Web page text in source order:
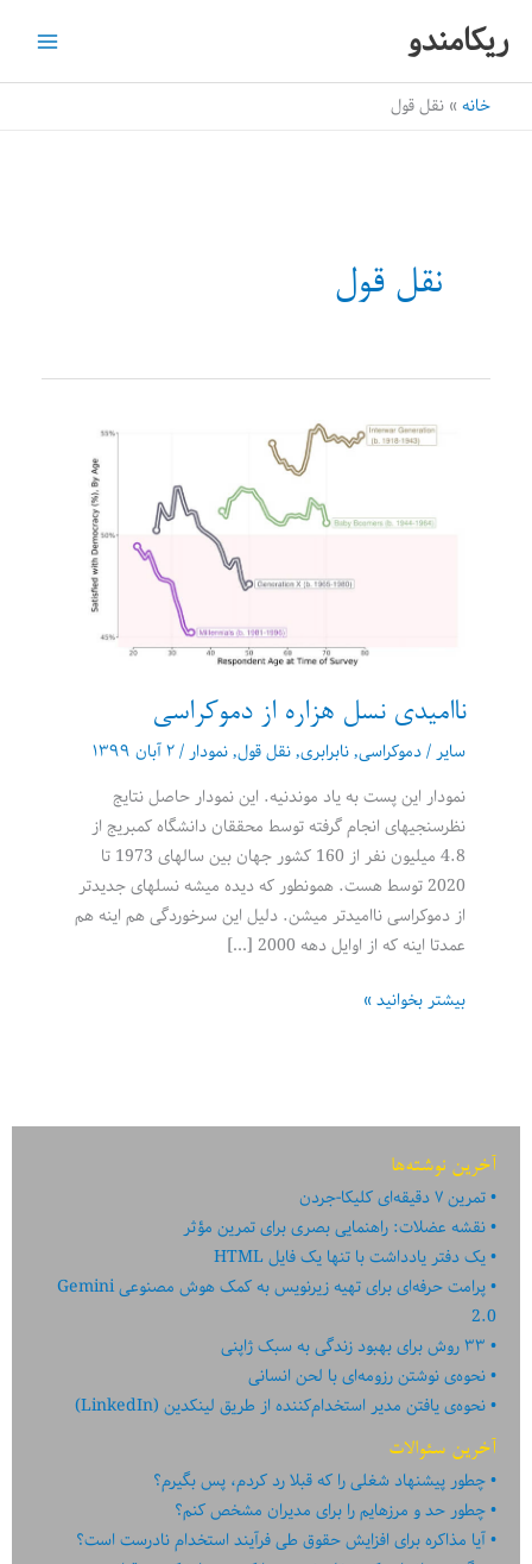
ریکامندو
خانه نقل قول
نقل قول
ناامیدی نسل هزاره از دموکراسی
سایر /دموکراسی,نابرابری,نقل قول,نمودار /۲ آبان ۱۳۹۹
نمودار این پست به یاد موندنیه. این نمودار حاصل نتایج
نظرسنجیهای انجام گرفته توسط محققان دانشگاه کمبریج از
4.8 میلیون نفر از 160 کشور جهان بین سالهای 1973 تا
2020 توسط هست. همونطور که دیده میشه نسلهای جدیدتر
از دموکراسی ناامیدتر میشن. دلیل این سرخوردگی هم اینه هم
عمدتا اینه که از اوایل دهه 2000 […]
ناامیدی
بیشتر بخوانید »
آخرین نوشته‌ها
تمرین ۷ دقیقه‌ای کلیکا-جردن
نقشه عضلات: راهنمایی بصری برای تمرین مؤثر
یک دفتر یادداشت با تنها یک فایل HTML
پرامت حرفه‌ای برای تهیه زیرنویس به کمک هوش مصنوعی Gemini
2.0
۳۳ روش برای بهبود زندگی به سبک ژاپنی
نحوه‌ی نوشتن رزومه‌ای با لحن انسانی
نحوه‌ی یافتن مدیر استخدام‌کننده از طریق لینکدین (LinkedIn)
آخرین سئوالات
چطور پیشنهاد شغلی را که قبلا رد کردم، پس بگیرم؟
چطور حد و مرزهایم را برای مدیران مشخص کنم؟
آیا مذاکره برای افزایش حقوق طی فرآیند استخدام نادرست است؟